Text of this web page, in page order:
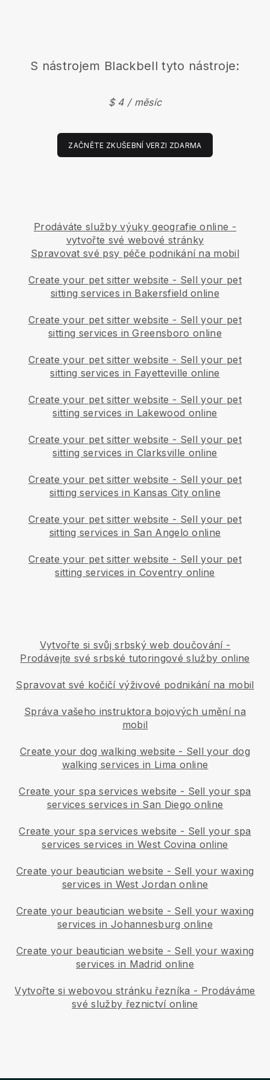
S nástrojem Blackbell tyto nástroje:
$ 4 / měsíc
ZAČNĚTE ZKUŠEBNÍ VERZI ZDARMA
Prodáváte služby výuky geografie online -
vytvořte své webové stránky
Spravovat své psy péče podnikání na mobil
Create your pet sitter website - Sell your pet
sitting services in Bakersfield online
Create your pet sitter website - Sell your pet
sitting services in Greensboro online
Create your pet sitter website - Sell your pet
sitting services in Fayetteville online
Create your pet sitter website - Sell your pet
sitting services in Lakewood online
Create your pet sitter website - Sell your pet
sitting services in Clarksville online
Create your pet sitter website - Sell your pet
sitting services in Kansas City online
Create your pet sitter website - Sell your pet
sitting services in San Angelo online
Create your pet sitter website - Sell your pet
sitting services in Coventry online
Vytvořte si svůj srbský web doučování-
Prodávejte své srbské tutoringové služby online
Spravovat své kočičí výživové podnikání na mobil
Správa vašeho instruktora bojových umění na
mobil
Create your dog walking website - Sell your dog
walking services in Lima online
Create your spa services website - Sell your spa
services services in San Diego online
Create your spa services website - Sell your spa
services services in West Covina online
Create your beautician website - Sell your waxing
services in West Jordan online
Create your beautician website - Sell your waxing
services in Johannesburg online
Create your beautician website - Sell your waxing
services in Madrid online
Vytvořte si webovou stránku řezníka - Prodáváme
své služby řeznictví online